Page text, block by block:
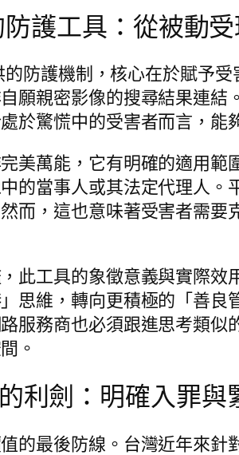
護工具：從被動
防護機制，核心在於賦予
願親密影像的搜尋結果連
於驚慌中的受害者而言，能
美萬能，它有明確的適用
的當事人或其法定代理人
而，這也意味著受害者需
此工具的象徵意義與實際
」思維，轉向更積極的「善
服務商也必須跟進思考類
。
利劍：明確入罪與
的最後防線。台灣近年來